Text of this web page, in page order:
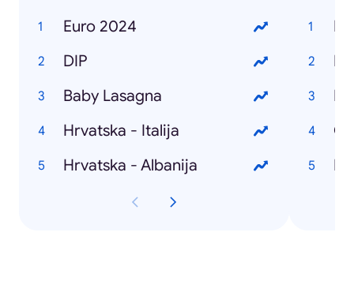
Euro 2024
DIP
Baby Lasagna
Hrvatska - Italija
Hrvatska - Albanija